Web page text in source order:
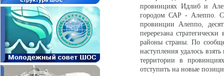
провинциях Идлиб и
городом САР - Алеппо.
провинции Алеппо,
перерезана
районы страны. По
наступления удалось
территории в
отступить на новые